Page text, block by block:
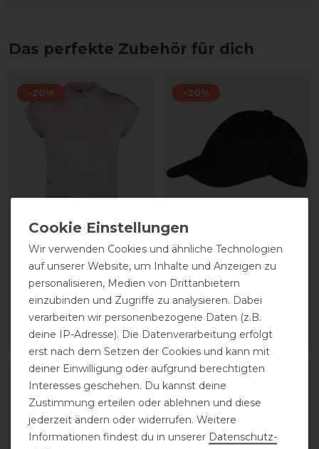
Das perfekte Zubehör für dich
-20%
Cropped Shirt Damen
statt 49,95 €
ARTIKEL MERKEN
-20%
Mesh Cap
statt 29,95 €
ARTIKEL MERKEN
Wir verwenden Cookies und ähnliche Technologien
auf unserer Website, um Inhalte und Anzeigen zu
personalisieren, Medien von Drittanbietern
einzubinden und Zugriffe zu analysieren. Dabei
verarbeiten wir personenbezogene Daten (z.B.
deine IP-Adresse). Die Datenverarbeitung erfolgt
erst nach dem Setzen der Cookies und kann mit
deiner Einwilligung oder aufgrund berechtigten
Interesses geschehen. Du kannst deine
Zustimmung erteilen oder ablehnen und diese
jederzeit ändern oder widerrufen. Weitere
Informationen findest du in unserer Daten­schutz­